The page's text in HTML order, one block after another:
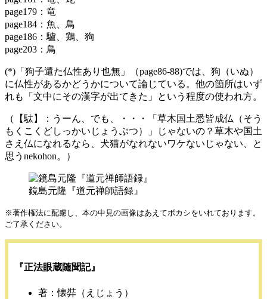
page179：竜
page184：魚、鳥
page186：驢、鶏、狗
page203：鳥
(*)「狗子還た仏性あり也無」（page86-88)では、狗（いぬ）
に仏性があるかどうかについて論じている。他の箇所はいず
れも「文中にその漢字が出てきた」という程度の使われ方。
（【駄】：うーん、でも、・・・「草木国土悉皆成仏（そう
もくこくどしっかいじょうぶつ）」じゃないの？草木や国土
さえ仏になれるなら、犬猫がなれないワケないじゃない、と
思うnekohon。）
鏡島元隆『道元禅師語録』
※著作権法に配慮し、本の中見の画像はあえてボカシをいれております。
ご了承ください。
『正法眼蔵随聞記』
著：懐弉（えじょう）